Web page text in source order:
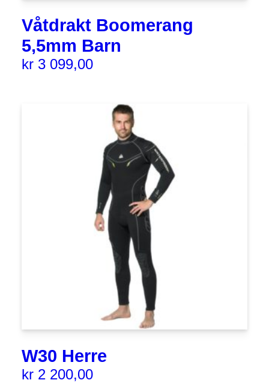
Våtdrakt Boomerang
5,5mm Barn
kr 3 099,00
W30 Herre
kr 2 200,00